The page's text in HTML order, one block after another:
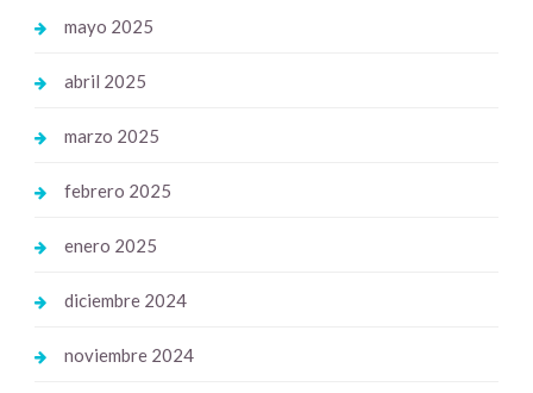
mayo 2025
abril 2025
marzo 2025
febrero 2025
enero 2025
diciembre 2024
noviembre 2024